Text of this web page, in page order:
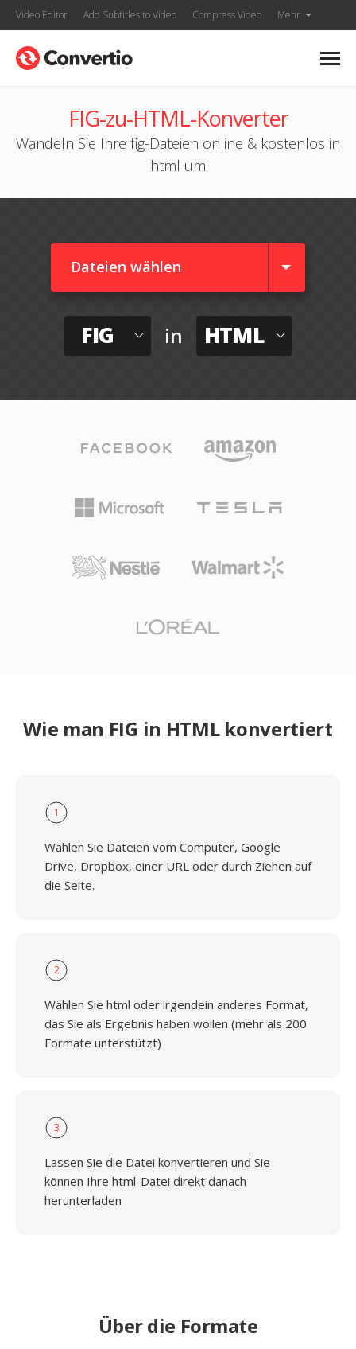
Video Editor Add Subtitles to Video Compress Video Mehr
FIG-zu-HTML-Konverter
Wandeln Sie Ihre fig-Dateien online & kostenlos in
html um
Dateien wählen
FIG in HTML
Wie man FIG in HTML konvertiert
1
Wählen Sie Dateien vom Computer, Google
Drive, Dropbox, einer URL oder durch Ziehen auf
die Seite.
2
Wählen Sie html oder irgendein anderes Format,
das Sie als Ergebnis haben wollen (mehr als 200
Formate unterstützt)
3
Lassen Sie die Datei konvertieren und Sie
können Ihre html-Datei direkt danach
herunterladen
Über die Formate